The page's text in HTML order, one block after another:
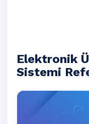
Elektronik
Sistemi